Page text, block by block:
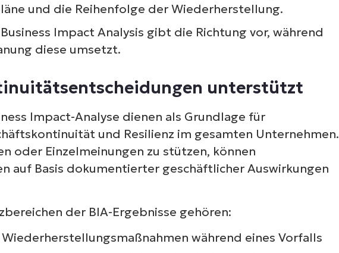
und die Reihenfolge der Wiederherstellung.
Impact Analysis gibt die Richtung vor, während
diese umsetzt.
unterstützt
Impact-Analyse dienen als Grundlage für
und Resilienz im gesamten Unternehmen.
oder Einzelmeinungen zu stützen, können
auf Basis dokumentierter geschäftlicher Auswirkungen
der BIA-Ergebnisse gehören:
während eines Vorfalls